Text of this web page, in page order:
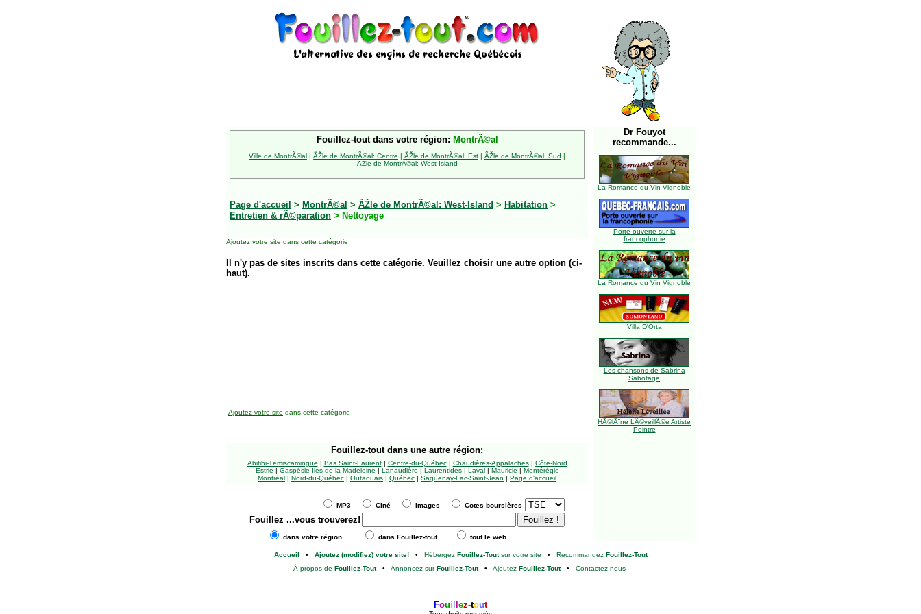
Fouillez-tout dans votre région: MontrÃ©al
Ville de MontrÃ©al | ÃŽle de MontrÃ©al: Centre | ÃŽle de MontrÃ©al: Est | ÃŽle de MontrÃ©al: Sud |
ÃŽle de MontrÃ©al: West-Island
Page d'accueil > MontrÃ©al > ÃŽle de MontrÃ©al: West-Island > Habitation >
Entretien & rÃ©paration > Nettoyage
Ajoutez votre site dans cette catégorie
Il n'y pas de sites inscrits dans cette catégorie. Veuillez choisir une autre option (ci-
haut).
Dr Fouyot
recommande...
La Romance du Vin Vignoble
Porte ouverte sur la
francophonie
La Romance du Vin Vignoble
Villa D'Orta
Les chansons de Sabrina
Sabotage
HÃ©lÃ¨ne LÃ©veillÃ©e Artiste
Peintre
Ajoutez votre site dans cette catégorie
Fouillez-tout dans une autre région:
Abitibi-Témiscamingue | Bas Saint-Laurent| Centre-du-Québec| Chaudières-Appalaches| Côte-Nord
Estrie | Gaspésie-Îles-de-la-Madeleine | Lanaudière | Laurentides| Laval| Mauricie | Montérégie
Montréal | Nord-du-Québec | Outaouais | Québec | Saguenay-Lac-Saint-Jean | Page d'accueil
MP3 Ciné Images Cotes boursières
Fouillez ...vous trouverez!
dans votre région dans Fouillez-tout tout le web
Accueil • Ajoutez (modifiez) votre site!• Hébergez Fouillez-Toutsur votre site • Recommandez Fouillez-Tout
À propos de Fouillez-Tout• Annoncez surFouillez-Tout• Ajoutez Fouillez-Tout • Contactez-nous
Foui ez-tout